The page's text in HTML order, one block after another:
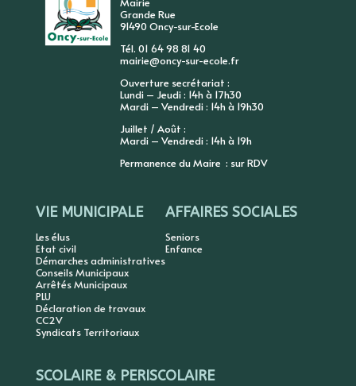
Grande Rue
91490 Oncy-sur-Ecole
Tél. 01 64 98 81 40
mairie@oncy-sur-ecole.fr
Ouverture secrétariat :
Lundi – Jeudi : 14h à 17h30
Mardi – Vendredi : 14h à 19h30
Juillet / Août :
Mardi – Vendredi : 14h à 19h
Permanence du Maire : sur RDV
VIE MUNICIPALE
Les élus
Etat civil
Démarches administratives
Conseils Municipaux
Arrêtés Municipaux
PLU
Déclaration de travaux
CC2V
Syndicats Territoriaux
AFFAIRES SOCIALES
Seniors
Enfance
SCOLAIRE & PERISCOLAIRE